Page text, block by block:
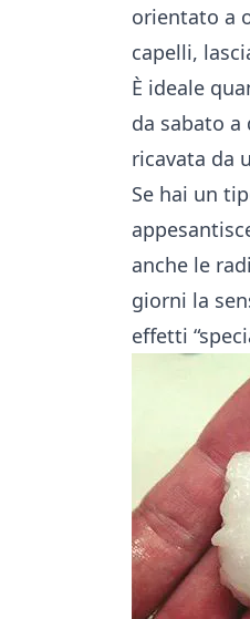
orientato a
capelli,
È ideale
da sabato
ricavata da
Se hai un
anche le
giorni la
effetti